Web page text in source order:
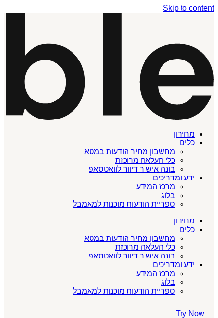
Skip to content
מחירון
כלים
מחשבון מחיר הודעות במטא
כלי העלאה מרוכזת
בונה אישור דיוור לוואטסאפ
ידע ומדריכים
מרכז המידע
בלוג
ספריית הודעות מוכנות למאמבל
מחירון
כלים
מחשבון מחיר הודעות במטא
כלי העלאה מרוכזת
בונה אישור דיוור לוואטסאפ
ידע ומדריכים
מרכז המידע
בלוג
ספריית הודעות מוכנות למאמבל
Try Now